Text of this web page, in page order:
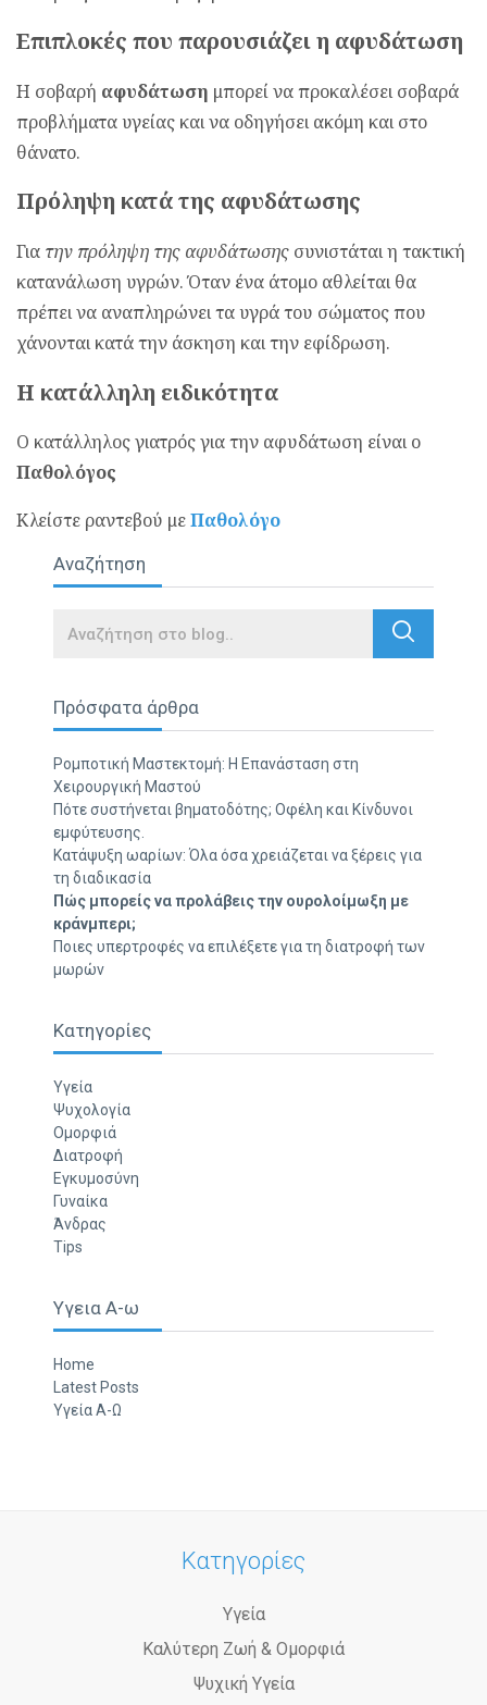
Επιπλοκές που παρουσιάζει η αφυδάτωση
Η σοβαρή αφυδάτωση μπορεί να προκαλέσει σοβαρά
προβλήματα υγείας και να οδηγήσει ακόμη και στο
θάνατο.
Πρόληψη κατά της αφυδάτωσης
Για την πρόληψη της αφυδάτωσης συνιστάται η τακτική
κατανάλωση υγρών. Όταν ένα άτομο αθλείται θα
πρέπει να αναπληρώνει τα υγρά του σώματος που
χάνονται κατά την άσκηση και την εφίδρωση.
Η κατάλληλη ειδικότητα
Ο κατάλληλος γιατρός για την αφυδάτωση είναι ο
Παθολόγος
Κλείστε ραντεβού μεΠαθολόγο
Αναζήτηση
Search
Πρόσφατα άρθρα
Ρομποτική Μαστεκτομή: Η Επανάσταση στη
Χειρουργική Μαστού
Πότε συστήνεται βηματοδότης; Οφέλη και Κίνδυνοι
εμφύτευσης.
Κατάψυξη ωαρίων: Όλα όσα χρειάζεται να ξέρεις για
τη διαδικασία
Πώς μπορείς να προλάβεις την ουρολοίμωξη με
κράνμπερι;
Ποιες υπερτροφές να επιλέξετε για τη διατροφή των
μωρών
Κατηγορίες
Υγεία
Ψυχολογία
Ομορφιά
Διατροφή
Εγκυμοσύνη
Γυναίκα
Άνδρας
Tips
Υγεια Α-ω
Home
Latest Posts
Υγεία Α-Ω
Κατηγορίες
Υγεία
Καλύτερη Ζωή & Ομορφιά
Ψυχική Υγεία